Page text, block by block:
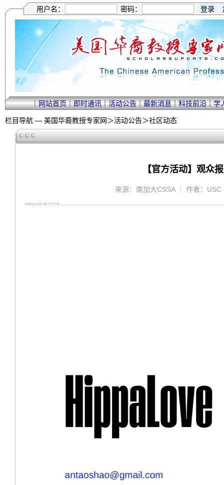
用户名： 密码：
｜网站首页｜即时通讯｜活动公告｜最新消息｜科技前沿｜学
栏目导航 — 美国华裔教授专家网＞活动公告＞社区动态
【官方活动】观众
来源：南加大CSSA ｜ 作者：